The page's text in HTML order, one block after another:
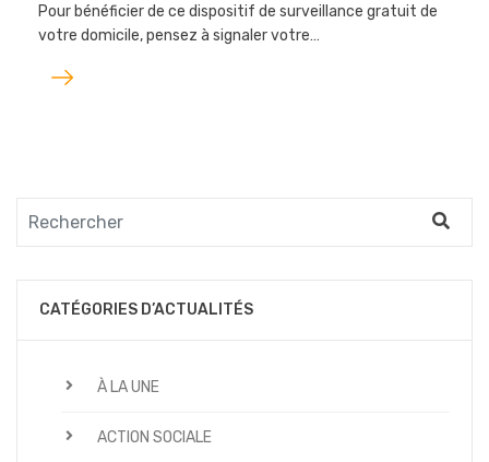
Pour bénéficier de ce dispositif de surveillance gratuit de
votre domicile, pensez à signaler votre…
Lire
l'article
CATÉGORIES D’ACTUALITÉS
À LA UNE
ACTION SOCIALE